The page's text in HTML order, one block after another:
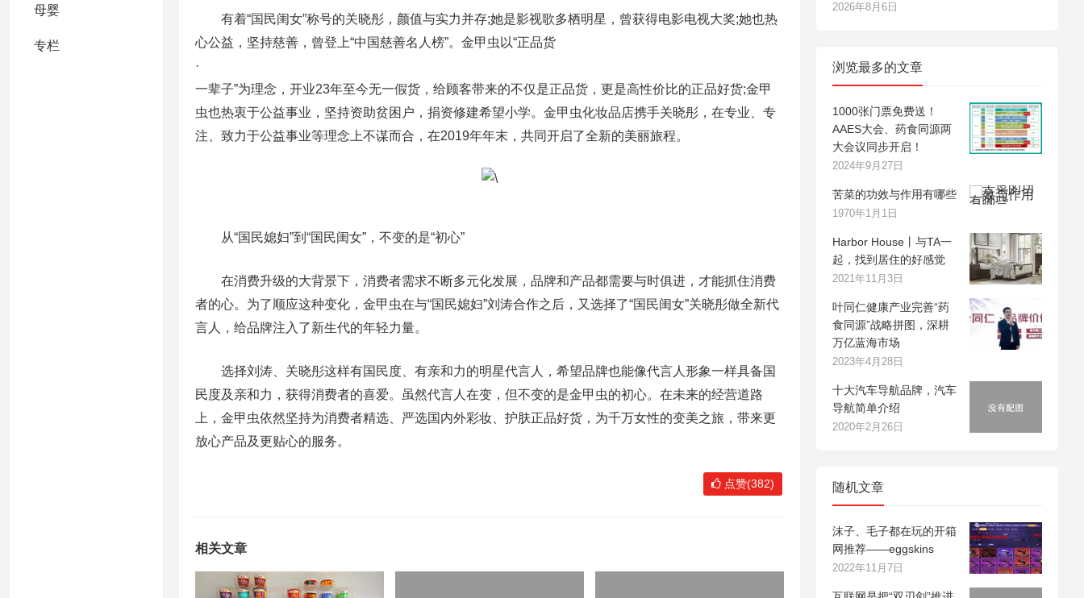
母婴
专栏
有着“国民闺女”称号的关晓彤，颜值与实力并存;她是影视歌多栖明星，曾获得电影电视大奖;她也热
心公益，坚持慈善，曾登上“中国慈善名人榜”。金甲虫以“正品货
·
一辈子”为理念，开业23年至今无一假货，给顾客带来的不仅是正品货，更是高性价比的正品好货;金甲
虫也热衷于公益事业，坚持资助贫困户，捐资修建希望小学。金甲虫化妆品店携手关晓彤，在专业、专
注、致力于公益事业等理念上不谋而合，在2019年年末，共同开启了全新的美丽旅程。
从“国民媳妇”到“国民闺女”，不变的是“初心”
在消费升级的大背景下，消费者需求不断多元化发展，品牌和产品都需要与时俱进，才能抓住消费
者的心。为了顺应这种变化，金甲虫在与“国民媳妇”刘涛合作之后，又选择了“国民闺女”关晓彤做全新代
言人，给品牌注入了新生代的年轻力量。
选择刘涛、关晓彤这样有国民度、有亲和力的明星代言人，希望品牌也能像代言人形象一样具备国
民度及亲和力，获得消费者的喜爱。虽然代言人在变，但不变的是金甲虫的初心。在未来的经营道路
上，金甲虫依然坚持为消费者精选、严选国内外彩妆、护肤正品好货，为千万女性的变美之旅，带来更
放心产品及更贴心的服务。
点赞(382)
相关文章
2026年8月6日
浏览最多的文章
1000张门票免费送！
AAES大会、药食同源两
大会议同步开启！
2024年9月27日
苦菜的功效与作用有哪些
1970年1月1日
Harbor House丨与TA一
起，找到居住的好感觉
2021年11月3日
叶同仁健康产业完善“药
食同源”战略拼图，深耕
万亿蓝海市场
2023年4月28日
十大汽车导航品牌，汽车
导航简单介绍
2020年2月26日
随机文章
沫子、毛子都在玩的开箱
网推荐——eggskins
2022年11月7日